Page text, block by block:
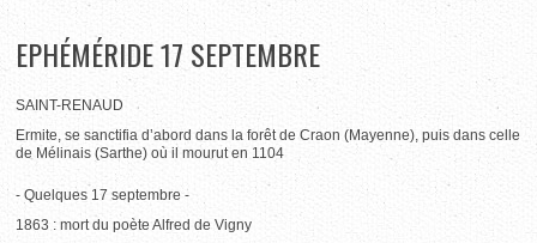
EPHÉMÉRIDE 17 SEPTEMBRE
SAINT-RENAUD
Ermite, se sanctifia d’abord dans la forêt de Craon (Mayenne), puis dans celle
de Mélinais (Sarthe) où il mourut en 1104
- Quelques 17 septembre -
1863 : mort du poète Alfred de Vigny